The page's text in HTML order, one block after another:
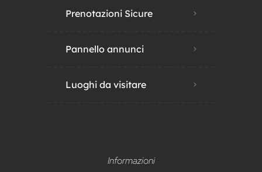
Prenotazioni Sicure
Pannello annunci
Luoghi da visitare
Informazioni